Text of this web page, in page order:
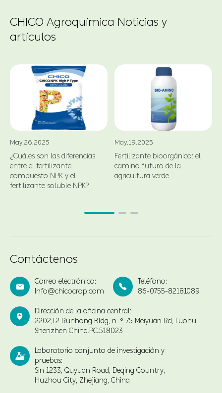
CHICO Agroquímica Noticias y
artículos
May.26.2025
¿Cuáles son las diferencias
entre el fertilizante
compuesto NPK y el
fertilizante soluble NPK?
May.19.2025
Fertilizante bioorgánico: el
camino futuro de la
agricultura verde
Contáctenos

Correo electrónico:
Info@chicocrop.com

Teléfono:
86-0755-82181089

Dirección de la oficina central:
2202,T2 Runhong Bldg, n. ° 75 Meiyuan Rd, Luohu,
Shenzhen China.PC.518023

Laboratorio conjunto de investigación y
pruebas:
Sin 1233, Quyuan Road, Deqing Country,
Huzhou City, Zhejiang, China